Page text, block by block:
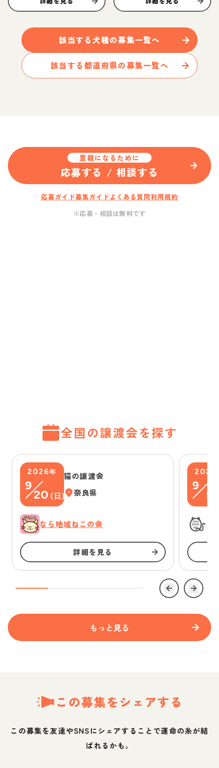
該当する犬種の募集一覧へ
該当する都道府県の募集一覧へ
里親になるために
応募する / 相談する
応募ガイド募集ガイド よくある質問利用規約
※応募・相談は無料です
全国の譲渡会を探す
2026年
9
20 ( 日)
猫の譲渡会
奈良県
なら地域ねこの会
詳細を見る
2026
9
5
もっと見る
この募集をシェアする
この募集を友達やSNSにシェアすることで運命の糸が結
ばれるかも。